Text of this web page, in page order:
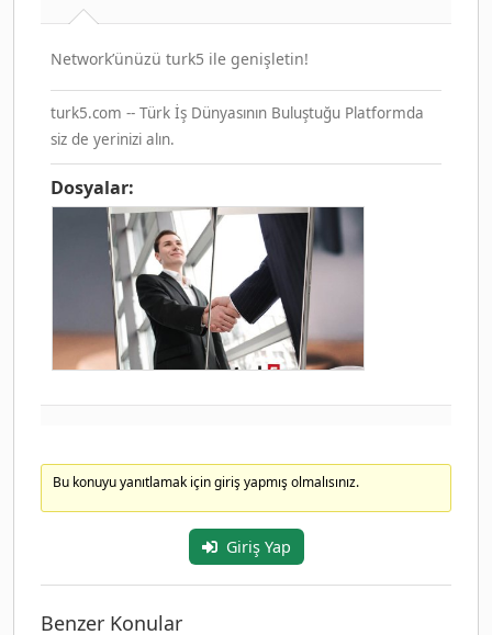
Network’ünüzü turk5 ile genişletin!
turk5.com -- Türk İş Dünyasının Buluştuğu Platformda
siz de yerinizi alın.
Dosyalar:
Bu konuyu yanıtlamak için giriş yapmış olmalısınız.
Giriş Yap
Benzer Konular